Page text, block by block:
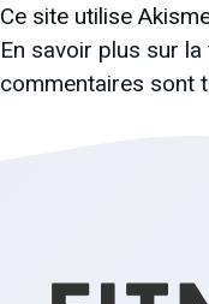
Ce site utilise
En savoir plus sur
commentaires sont